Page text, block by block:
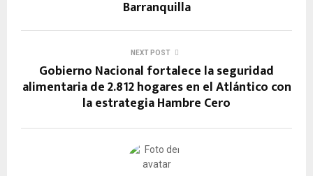
k
p
er k
Barranquilla
NEXT POST
Gobierno Nacional fortalece la seguridad
alimentaria de 2.812 hogares en el Atlántico con
la estrategia Hambre Cero